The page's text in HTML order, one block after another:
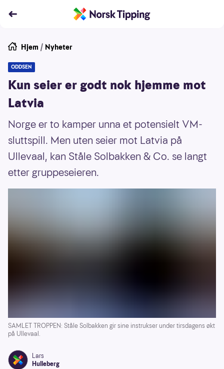
Hjem / Nyheter
ODDSEN
Kun seier er godt nok hjemme mot
Latvia
Norge er to kamper unna et potensielt VM-
sluttspill. Men uten seier mot Latvia på
Ullevaal, kan Ståle Solbakken & Co. se langt
etter gruppeseieren.
SAMLET TROPPEN: Ståle Solbakken gir sine instrukser under tirsdagens økt
på Ullevaal.
Lars
Hulleberg